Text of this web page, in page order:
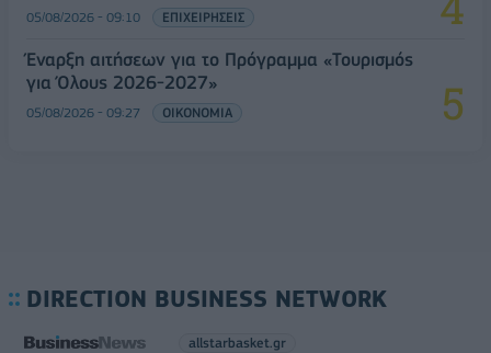
05/08/2026 - 09:10 ΕΠΙΧΕΙΡΗΣΕΙΣ
Έναρξη αιτήσεων για το Πρόγραμμα «Τουρισμός
για Όλους 2026-2027»
05/08/2026 - 09:27 ΟΙΚΟΝΟΜΙΑ
DIRECTION BUSINESS NETWORK
allstarbasket.gr